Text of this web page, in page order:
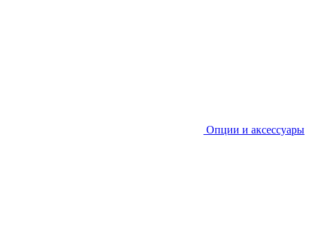
Опции и аксессуары